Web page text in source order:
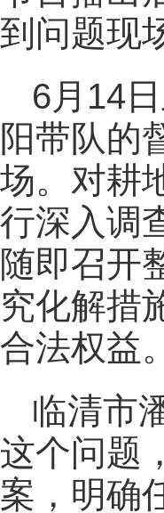
到问题现
6月14
阳带队的
场。对耕
行深入调
随即召开
究化解措
合法权益。
临清市
这个问题
案，明确